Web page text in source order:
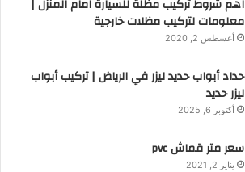
اهم شروط تركيب مظلة للسيارة امام المنزل |
معلومات لتركيب مظلات خارجية
أغسطس 2, 2020
حداد أبواب حديد ليزر في الرياض | تركيب أبواب
ليزر حديد
أكتوبر 6, 2025
سعر متر قماش pvc
يناير 2, 2021